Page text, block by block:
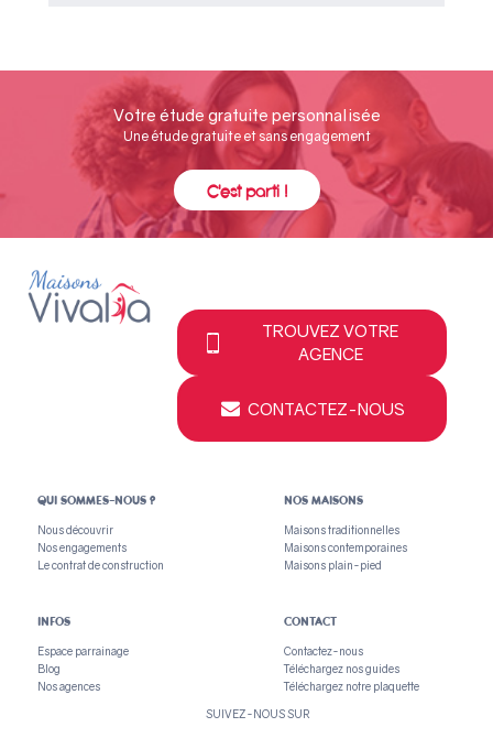
Votre étude gratuite personnalisée
Une étude gratuite et sans engagement
C'est parti !
TROUVEZ VOTRE
AGENCE
CONTACTEZ-NOUS
QUI SOMMES-NOUS ?
Nous découvrir
Nos engagements
Le contrat de construction
NOS MAISONS
Maisons traditionnelles
Maisons contemporaines
Maisons plain-pied
INFOS
Espace parrainage
Blog
Nos agences
CONTACT
Contactez-nous
Téléchargez nos guides
Téléchargez notre plaquette
SUIVEZ-NOUS SUR